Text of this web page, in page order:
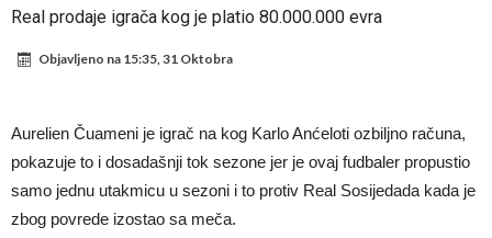
Istina konačno isplivala na površinu! Rodri ponizio Real Madrid kao
niko do sada, bolje je da ne dolazi u Madrid!
Pobijedio Đokovića nakon 0:2 na Rolan Garosu, sada je dao
sramotan komentar na njegov račun
Direktor FIA o drami Formule 1: “Ne možemo da idemo toliko
Real prodaje igrača kog je platio 80.000.000 evra
Objavljeno na 15:35, 31 Oktobra
Aurelien Čuameni je igrač na kog Karlo Anćeloti ozbiljno računa,
pokazuje to i dosadašnji tok sezone jer je ovaj fudbaler propustio
samo jednu utakmicu u sezoni i to protiv Real Sosijedada kada je
zbog povrede izostao sa meča.